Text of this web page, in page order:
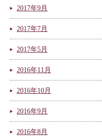
2017年9月
2017年7月
2017年5月
2016年11月
2016年10月
2016年9月
2016年8月